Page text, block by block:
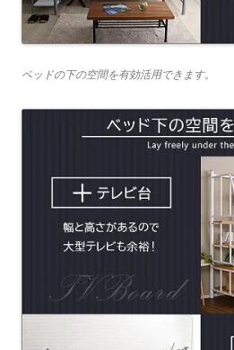
ベッドの下の空間を有効活用できます。